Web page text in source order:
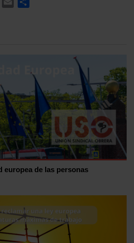
europea de las personas